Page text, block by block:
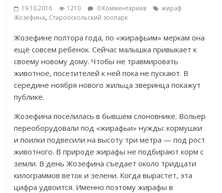
19.10.2016 1210 0 Комментариев
жираф
Жозефина, Старооскольский зоопарк
Жозефине полтора года, по «жирафьим» меркам она
ещё совсем ребенок. Сейчас малышка привыкает к
своему новому дому. Чтобы не травмировать
животное, посетителей к ней пока не пускают. В
середине ноября нового жильца зверинца покажут
публике.
Жозефина поселилась в бывшем слоновнике. Вольер
переоборудовали под «жирафьи» нужды: кормушки
и поилки подвесили на высоту три метра — под рост
животного. В природе жирафы не подбирают корм с
земли. В день Жозефина съедает около тридцати
килограммов веток и зелени. Когда вырастет, эта
цифра удвоится. Именно поэтому жирафы в